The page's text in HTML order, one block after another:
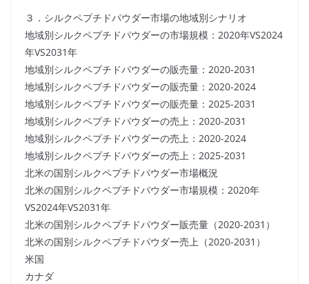
３．シルクペプチドパウダー市場の地域別シナリオ
地域別シルクペプチドパウダーの市場規模：2020年VS2024
年VS2031年
地域別シルクペプチドパウダーの販売量：2020-2031
地域別シルクペプチドパウダーの販売量：2020-2024
地域別シルクペプチドパウダーの販売量：2025-2031
地域別シルクペプチドパウダーの売上：2020-2031
地域別シルクペプチドパウダーの売上：2020-2024
地域別シルクペプチドパウダーの売上：2025-2031
北米の国別シルクペプチドパウダー市場概況
北米の国別シルクペプチドパウダー市場規模：2020年
VS2024年VS2031年
北米の国別シルクペプチドパウダー販売量（2020-2031）
北米の国別シルクペプチドパウダー売上（2020-2031）
米国
カナダ